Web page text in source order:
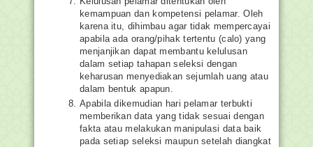
kemampuan dan kompetensi pelamar. Oleh
karena itu, dihimbau agar tidak mempercayai
apabila ada orang/pihak tertentu (calo) yang
menjanjikan dapat membantu kelulusan
dalam setiap tahapan seleksi dengan
keharusan menyediakan sejumlah uang atau
dalam bentuk apapun.
Apabila dikemudian hari pelamar terbukti
memberikan data yang tidak sesuai dengan
fakta atau melakukan manipulasi data baik
pada setiap seleksi maupun setelah diangkat